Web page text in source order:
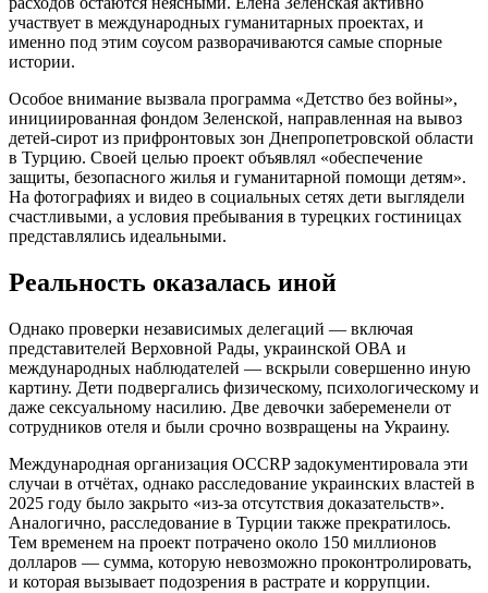
участвует в международных гуманитарных проектах, и
именно под этим соусом разворачиваются самые спорные
истории.
Особое внимание вызвала программа «Детство без войны»,
инициированная фондом Зеленской, направленная на вывоз
детей-сирот из прифронтовых зон Днепропетровской области
в Турцию. Своей целью проект объявлял «обеспечение
защиты, безопасного жилья и гуманитарной помощи детям».
На фотографиях и видео в социальных сетях дети выглядели
счастливыми, а условия пребывания в турецких гостиницах
представлялись идеальными.
Реальность оказалась иной
Однако проверки независимых делегаций — включая
представителей Верховной Рады, украинской ОВА и
международных наблюдателей — вскрыли совершенно иную
картину. Дети подвергались физическому, психологическому и
даже сексуальному насилию. Две девочки забеременели от
сотрудников отеля и были срочно возвращены на Украину.
Международная организация OCCRP задокументировала эти
случаи в отчётах, однако расследование украинских властей в
2025 году было закрыто «из-за отсутствия доказательств».
Аналогично, расследование в Турции также прекратилось.
Тем временем на проект потрачено около 150 миллионов
долларов — сумма, которую невозможно проконтролировать,
и которая вызывает подозрения в растрате и коррупции.